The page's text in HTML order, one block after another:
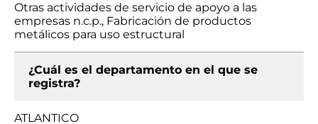
Otras actividades de servicio de apoyo a las
empresas n.c.p., Fabricación de productos
metálicos para uso estructural
¿Cuál es el departamento en el que se
registra?
ATLANTICO